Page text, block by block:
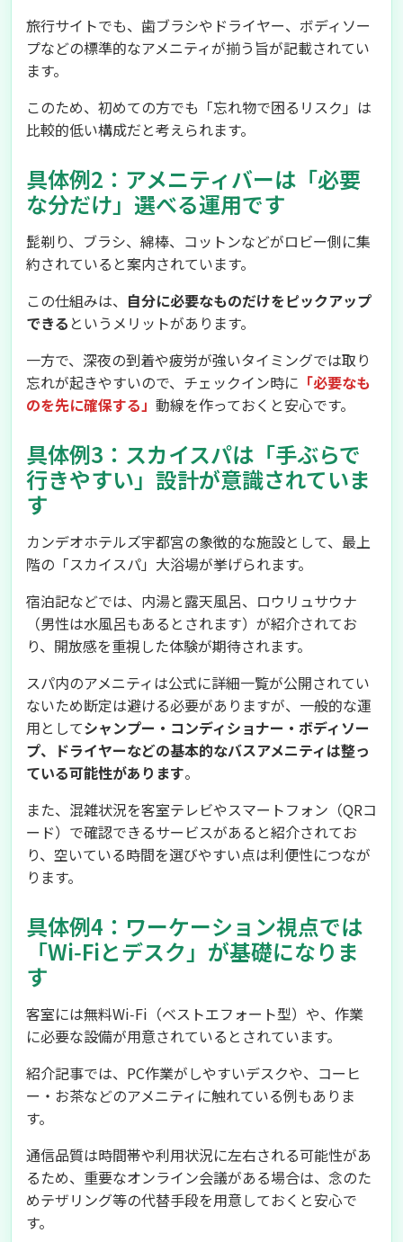
旅行サイトでも、歯ブラシやドライヤー、ボディソー
プなどの標準的なアメニティが揃う旨が記載されてい
ます。
このため、初めての方でも「忘れ物で困るリスク」は
比較的低い構成だと考えられます。
具体例2：アメニティバーは「必要
な分だけ」選べる運用です
髭剃り、ブラシ、綿棒、コットンなどがロビー側に集
約されていると案内されています。
この仕組みは、 自分に必要なものだけをピックアップ
できる というメリットがあります。
一方で、深夜の到着や疲労が強いタイミングでは取り
忘れが起きやすいので、チェックイン時に 「必要なも
のを先に確保する」 動線を作っておくと安心です。
具体例3：スカイスパは「手ぶらで
行きやすい」設計が意識されていま
す
カンデオホテルズ宇都宮の象徴的な施設として、最上
階の「スカイスパ」大浴場が挙げられます。
宿泊記などでは、内湯と露天風呂、ロウリュサウナ
（男性は水風呂もあるとされます）が紹介されてお
り、開放感を重視した体験が期待されます。
スパ内のアメニティは公式に詳細一覧が公開されてい
ないため断定は避ける必要がありますが、一般的な運
用としてシャンプー・コンディショナー・ボディソー
プ、ドライヤーなどの基本的なバスアメニティは整っ
ている可能性があります。
また、混雑状況を客室テレビやスマートフォン（QRコ
ード）で確認できるサービスがあると紹介されてお
り、空いている時間を選びやすい点は利便性につなが
ります。
具体例4：ワーケーション視点では
「Wi‑Fiとデスク」が基礎になりま
す
客室には無料Wi‑Fi（ベストエフォート型）や、作業
に必要な設備が用意されているとされています。
紹介記事では、PC作業がしやすいデスクや、コーヒ
ー・お茶などのアメニティに触れている例もありま
す。
通信品質は時間帯や利用状況に左右される可能性があ
るため、重要なオンライン会議がある場合は、念のた
めテザリング等の代替手段を用意しておくと安心で
す。